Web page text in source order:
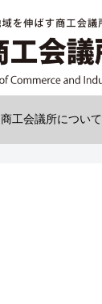
商工会議所について